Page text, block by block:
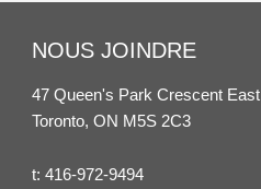
NOUS JOINDRE
47 Queen's Park Crescent East
Toronto, ON M5S 2C3
t:416-972-9494